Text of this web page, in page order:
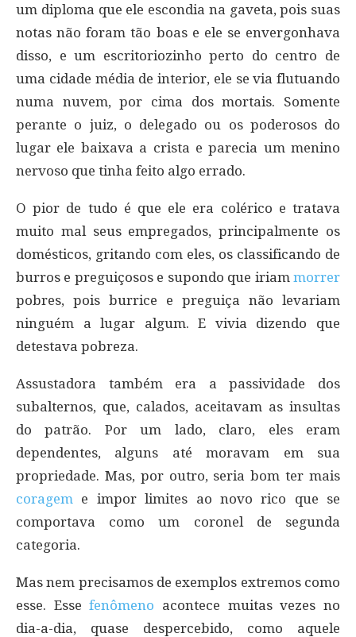
um diploma que ele escondia na gaveta, pois suas
notas não foram tão boas e ele se envergonhava
disso, e um escritoriozinho perto do centro de
uma cidade média de interior, ele se via flutuando
numa nuvem, por cima dos mortais. Somente
perante o juiz, o delegado ou os poderosos do
lugar ele baixava a crista e parecia um menino
nervoso que tinha feito algo errado.
O pior de tudo é que ele era colérico e tratava
muito mal seus empregados, principalmente os
domésticos, gritando com eles, os classificando de
burros e preguiçosos e supondo que iriam morrer
pobres, pois burrice e preguiça não levariam
ninguém a lugar algum. E vivia dizendo que
detestava pobreza.
Assustadora também era a passividade dos
subalternos, que, calados, aceitavam as insultas
do patrão. Por um lado, claro, eles eram
dependentes, alguns até moravam em sua
propriedade. Mas, por outro, seria bom ter mais
coragem e impor limites ao novo rico que se
comportava como um coronel de segunda
categoria.
Mas nem precisamos de exemplos extremos como
esse. Essefenômeno acontece muitas vezes no
dia-a-dia, quase despercebido, como aquele